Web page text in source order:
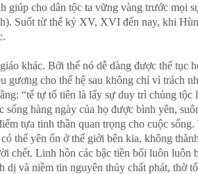
giúp cho dân tộc ta vững vàng trước mọi
Suốt từ thế kỷ XV, XVI đến nay, khi
khác. Bởi thế nó dễ dàng được thế tục
gương cho thế hệ sau không chỉ vì trách
“tế tự tổ tiên là lấy sự duy trì chủng tộc
hàng ngày của họ được bình yên,
tựa tinh thần quan trọng cho cuộc
thể yên ổn ở thế giới bên kia, không
chết. Linh hồn các bậc tiền bối luôn luôn
dị và niềm tin nguyên thủy chất phát, thờ